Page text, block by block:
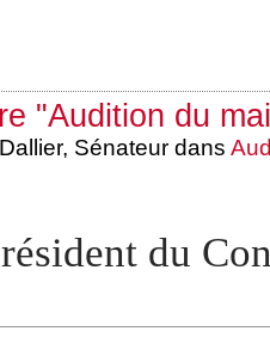
"Audition du
Sénateur dans
du